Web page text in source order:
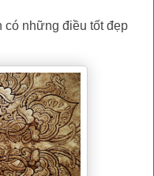
có những điều tốt đẹp